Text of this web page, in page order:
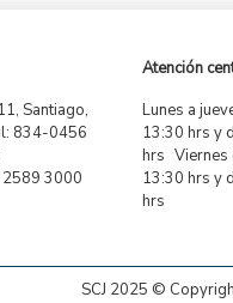
Santiago,
834-0456
2589 3000
Atención
Lunes a
13:30 hrs y
hrs Viernes
13:30 hrs y
hrs
SCJ 2025 ©